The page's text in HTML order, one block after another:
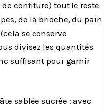
confiture) tout le reste
de la brioche, du pain
se conserve
divisez les quantités
suffisant pour garnir
sablée sucrée : avec